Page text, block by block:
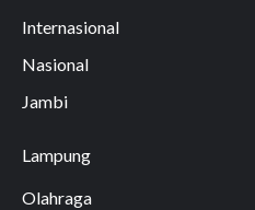
Internasional
Nasional
Jambi
Lampung
Olahraga